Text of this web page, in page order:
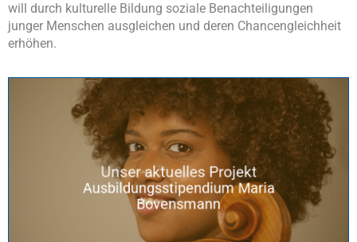
will durch kulturelle Bildung soziale Benachteiligungen
junger Menschen ausgleichen und deren Chancengleichheit
erhöhen.
Unser aktuelles Projekt
Ausbildungsstipendium Maria
Bovensmann
Wir fördern zusammen mit der
Mozart Gesellschaft Dortmund
Mehr über Maria Bovensmann